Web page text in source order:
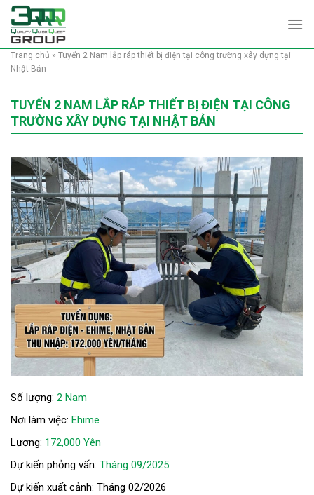
Skip
content
Trang chủ » Tuyển 2 Nam lắp ráp thiết bị điện tại công trường xây dựng tại
Nhật Bản
TUYỂN 2 NAM LẮP RÁP THIẾT BỊ ĐIỆN TẠI CÔNG
TRƯỜNG XÂY DỰNG TẠI NHẬT BẢN
Số lượng: 2 Nam
Nơi làm việc: Ehime
Lương: 172,000 Yên
Dự kiến phỏng vấn: Tháng 09/2025
Dự kiến xuất cảnh: Tháng 02/2026